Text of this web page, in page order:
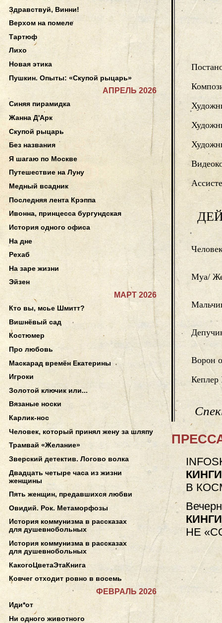
Муа/
Ворон
Кеплер
В
НЕ
Здравствуй, Винни!
Верхом на помеле
Тартюф
Лихо
Новая этика
Пушкин. Опыты: «Скупой рыцарь»
АПРЕЛЬ 2026
Синяя пирамидка
Жанна Д'Арк
Скупой рыцарь
Без названия
Я шагаю по Москве
Путешествие на Луну
Медный всадник
Последняя лента Крэппа
Ивонна, принцесса бургундская
История одного офиса
На дне
Рехаб
На заре жизни
Эйзен
МАРТ 2026
Кто вы, мсье Шмитт?
Вишнёвый сад
Костюмер
Про любовь
Маскарад времён Екатерины
Игроки
Золотой ключик или...
Вязаные носки
Карлик-нос
Человек, который принял жену за шляпу
Трамвай «Желание»
Зверский детектив. Логово волка
Двадцать четыре часа из жизни
женщины
Пять женщин, предавшихся любви
Овидий. Рок. Метаморфозы
История коммунизма в рассказах
для душевнобольных
История коммунизма в рассказах
для душевнобольных
КакогоЦветаЭтаКнига
Ковчег отходит ровно в восемь
ФЕВРАЛЬ 2026
Иди*от
Ни одного животного